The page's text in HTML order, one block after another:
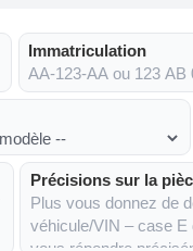
Immatriculation
Précisions sur la